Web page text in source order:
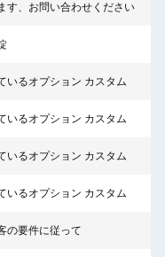
す、お問い合わせください
いるオプション カスタム
いるオプション カスタム
いるオプション カスタム
いるオプション カスタム
の要件に従って